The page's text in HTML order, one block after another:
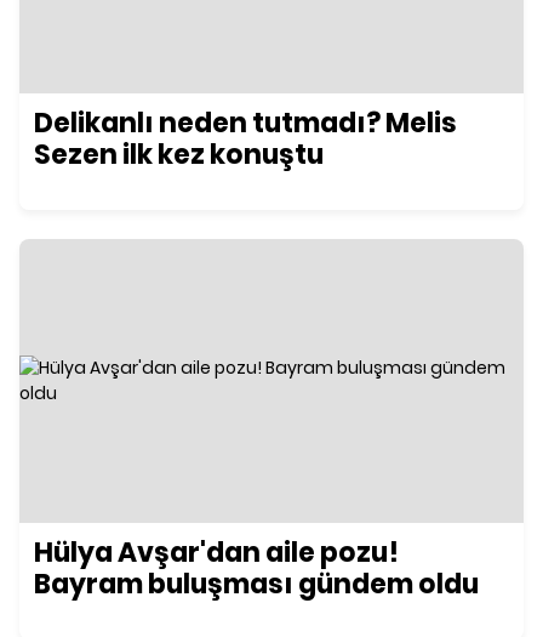
Delikanlı neden tutmadı? Melis
Sezen ilk kez konuştu
Hülya Avşar'dan aile pozu!
Bayram buluşması gündem oldu